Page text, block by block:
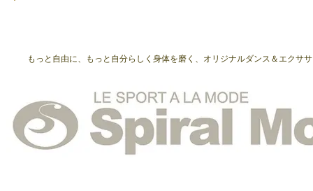
もっと自由に、もっと自分らしく身体を磨く、オリジナルダンス＆エクサ